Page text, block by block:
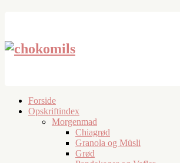
Forside
Opskriftindex
Morgenmad
Chiagrød
Granola og Müsli
Grød